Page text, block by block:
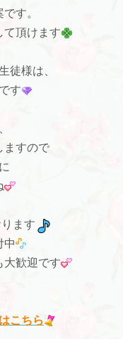
す。
て頂けます
徒様は、
す
ますので
ます
中
大歓迎です
こちら